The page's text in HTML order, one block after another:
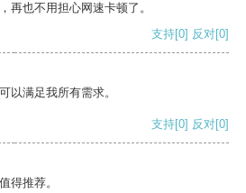
再也不用担心网速卡顿了。
支持[0] 反对[0]
以满足我所有需求。
支持[0] 反对[0]
得推荐。